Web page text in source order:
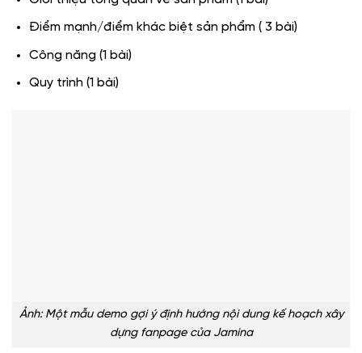
Điểm mạnh/điểm khác biệt sản phẩm ( 3 bài)
Công năng (1 bài)
Quy trình (1 bài)
Ảnh: Một mẫu demo gợi ý định hướng nội dung kế hoạch xây
dựng fanpage của Jamina